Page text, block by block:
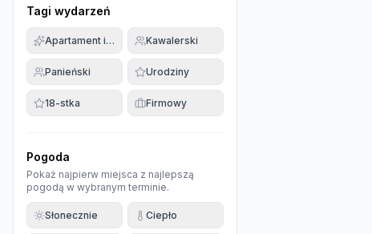
Tagi wydarzeń
Apartament imprezowyKawalerski
Panieński Urodziny
18-stka Firmowy
Pogoda
Pokaż najpierw miejsca z najlepszą
pogodą w wybranym terminie.
Słonecznie Ciepło